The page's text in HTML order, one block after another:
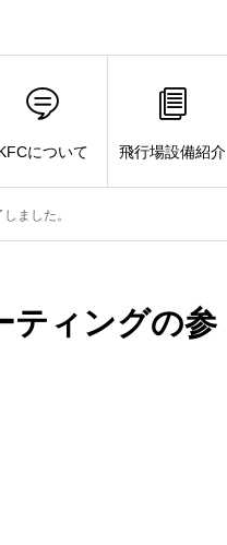
について 飛行場設備紹介
ました。
ティングの参